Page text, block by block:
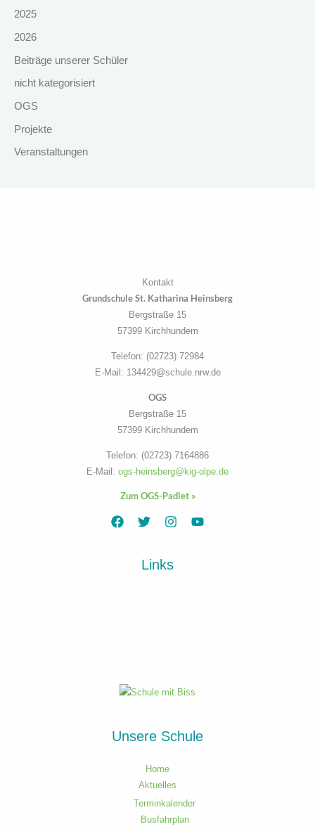
2025
2026
Beiträge unserer Schüler
nicht kategorisiert
OGS
Projekte
Veranstaltungen
Kontakt
Grundschule St. Katharina Heinsberg
Bergstraße 15
57399 Kirchhundem
Telefon: (02723) 72984
E-Mail: 134429@schule.nrw.de
OGS
Bergstraße 15
57399 Kirchhundem
Telefon: (02723) 7164886
E-Mail: ogs-heinsberg@kig-olpe.de
Zum OGS-Padlet »
Links
Unsere Schule
Home
Aktuelles
Terminkalender
Busfahrplan